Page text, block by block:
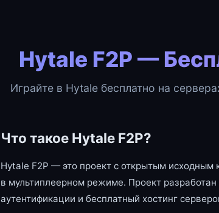
Hytale F2P —
Играйте в Hytale бесплатно на
Что такое Hytale F2P?
Hytale F2P — это проект с открытым исходным
в мультиплеерном режиме. Проект
аутентификации и бесплатный хостинг